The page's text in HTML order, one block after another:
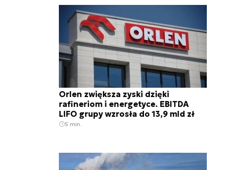
Orlen zwiększa zyski dzięki
rafineriom i energetyce. EBITDA
LIFO grupy wzrosła do 13,9 mld zł
5 min.